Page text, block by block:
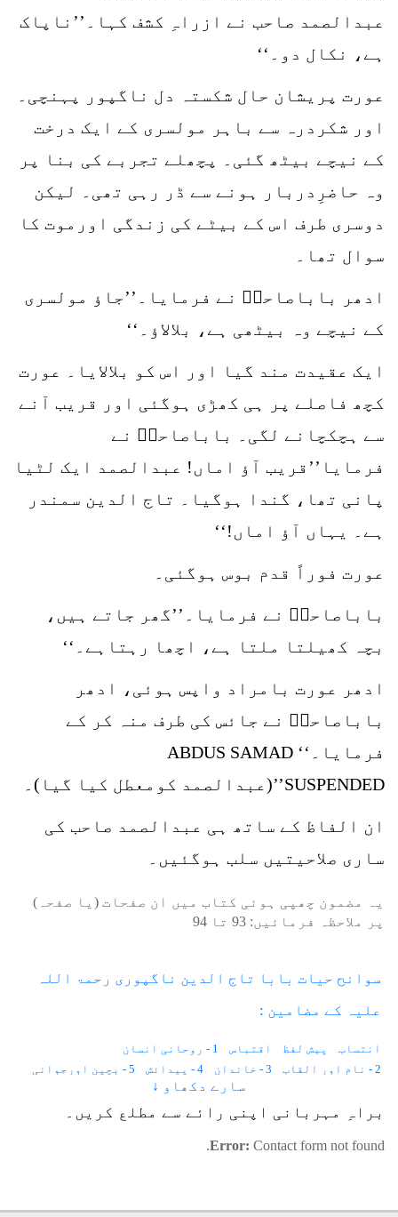
عبدالصمد صاحب نے ازراہِ کشف کہا۔’’ناپاک
ہے، نکال دو۔‘‘
عورت پریشان حال شکستہ دل ناگپور پہنچی۔
اور شکردرہ سے باہر مولسری کے ایک درخت
کے نیچے بیٹھ گئی۔ پچھلے تجربے کی بنا پر
وہ حاضرِدربار ہونے سے ڈر رہی تھی۔ لیکن
دوسری طرف اس کے بیٹے کی زندگی اورموت کا
سوال تھا۔
ادھر باباصاحبؒ نے فرمایا۔’’جاؤ مولسری
کے نیچے وہ بیٹھی ہے، بلالاؤ۔‘‘
ایک عقیدت مند گیا اور اس کو بلالایا۔ عورت
کچھ فاصلے پر ہی کھڑی ہوگئی اور قریب آنے
سے ہچکچانے لگی۔ باباصاحبؒ نے
فرمایا’’قریب آؤ اماں! عبدالصمد ایک لٹیا
پانی تھا، گندا ہوگیا۔ تاج الدین سمندر
ہے۔ یہاں آؤ اماں!‘‘
عورت فوراً قدم بوس ہوگئی۔
باباصاحبؒ نے فرمایا۔’’گھر جاتے ہیں،
بچہ کھیلتا ملتا ہے، اچھا رہتاہے۔‘‘
ادھر عورت بامراد واپس ہوئی، ادھر
باباصاحبؒ نے جائس کی طرف منہ کر کے
فرمایا۔‘‘ ABDUS SAMAD
SUSPENDED’’(عبدالصمد کومعطل کیا گیا)۔
ان الفاظ کے ساتھ ہی عبدالصمد صاحب کی
ساری صلاحیتیں سلب ہوگئیں۔
یہ مضمون چھپی ہوئی کتاب میں ان صفحات (یا صفحہ)
پر ملاحظہ فرمائیں: 93 تا 94
سوانح حیات بابا تاج الدین ناگپوری رحمۃ اللہ
علیہ کے مضامین :
انتساب پیش لفظ اقتباس
1 - روحانی انسان
2 - نام اور القاب
3 - خاندان 4 - پیدائش
5 - بچپن اورجوانی
10 - شکردرہ میں قیام
11 - واکی میں قیام
15 - رحمت و شفقت
16 - تعلیم و تلقین
26 - جبلِ عرفات
27 - بحالی کا حکم 28 - دیکھنے کی چیز
سارے دکھاو ↓
براہِ مہربانی اپنی رائے سے مطلع کریں۔
Error: Contact form not found.